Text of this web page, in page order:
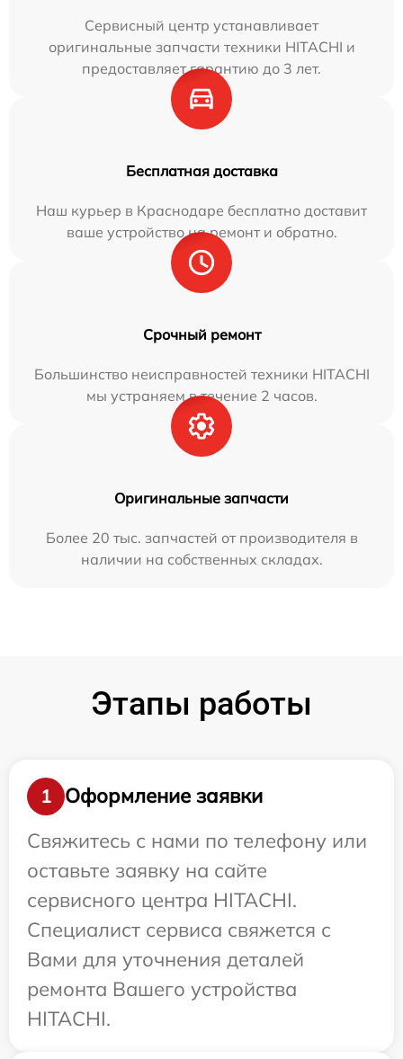
Сервисный центр устанавливает
оригинальные запчасти техники HITACHI и
предоставляет гарантию до 3 лет.
Бесплатная доставка
Наш курьер в Краснодаре бесплатно доставит
ваше устройство на ремонт и обратно.
Срочный ремонт
Большинство неисправностей техники HITACHI
мы устраняем в течение 2 часов.
Оригинальные запчасти
Более 20 тыс. запчастей от производителя в
наличии на собственных складах.
Этапы работы
1
Оформление заявки
Свяжитесь с нами по телефону или
оставьте заявку на сайте
сервисного центра HITACHI.
Специалист сервиса свяжется с
Вами для уточнения деталей
ремонта Вашего устройства
HITACHI.